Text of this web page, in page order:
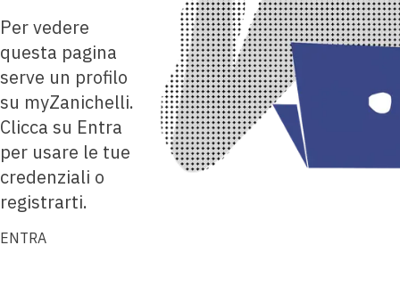
Per vedere
questa pagina
serve un profilo
su myZanichelli.
Clicca su Entra
per usare le tue
credenziali o
registrarti.
ENTRA